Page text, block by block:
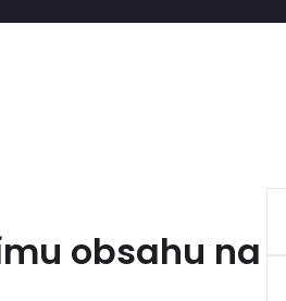
obsahu na